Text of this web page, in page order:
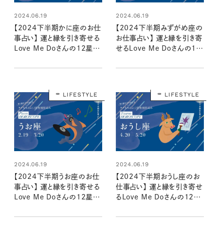
2024.06.19
【2024下半期かに座のお仕
事占い】 運と縁を引き寄せる
Love Me Doさんの12星座
2024.06.19
【2024下半期みずがめ座の
お仕事占い】 運と縁を引き寄
せるLove Me Doさんの12
LIFESTYLE
2024.06.19
【2024下半期うお座のお仕
事占い】 運と縁を引き寄せる
Love Me Doさんの12星座
LIFESTYLE
2024.06.19
【2024下半期おうし座のお
仕事占い】 運と縁を引き寄せ
るLove Me Doさんの12星